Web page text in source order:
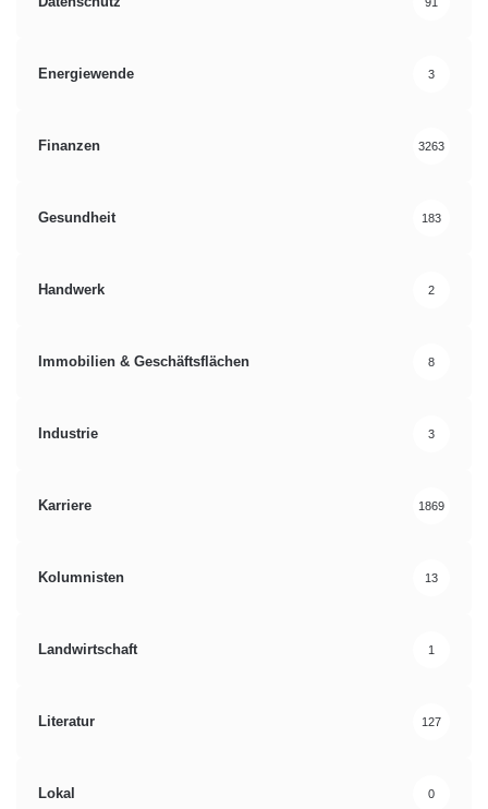
Energiewende 3
Finanzen 3263
Gesundheit 183
Handwerk 2
Immobilien & Geschäftsflächen 8
Industrie 3
Karriere 1869
Kolumnisten 13
Landwirtschaft 1
Literatur 127
Lokal 0